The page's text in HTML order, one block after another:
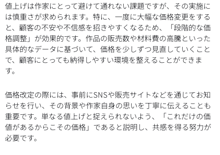
値上げは作家にとって避けて通れない課題ですが、その実施に
は慎重さが求められます。特に、一度に大幅な価格変更をする
と、顧客の不安や不信感を招きやすくなるため、「段階的な価
格調整」が効果的です。作品の販売数や材料費の高騰といった
具体的なデータに基づいて、価格を少しずつ見直していくこと
で、顧客にとっても納得しやすい環境を整えることができま
す。
価格改定の際には、事前にSNSや販売サイトなどを通じてお知
らせを行い、その背景や作家自身の思いを丁寧に伝えることも
重要です。単なる値上げと捉えられないよう、「これだけの価
値があるからこその価格」であると説明し、共感を得る努力が
必要です。